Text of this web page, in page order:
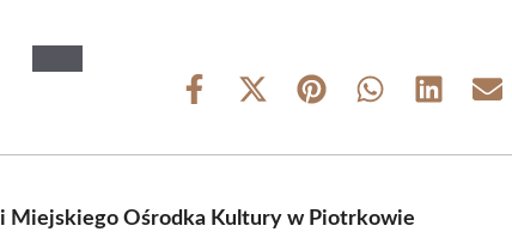
Share
Share
(Twitter)
Share Share Share
Miejskiego Ośrodka Kultury w Piotrkowie